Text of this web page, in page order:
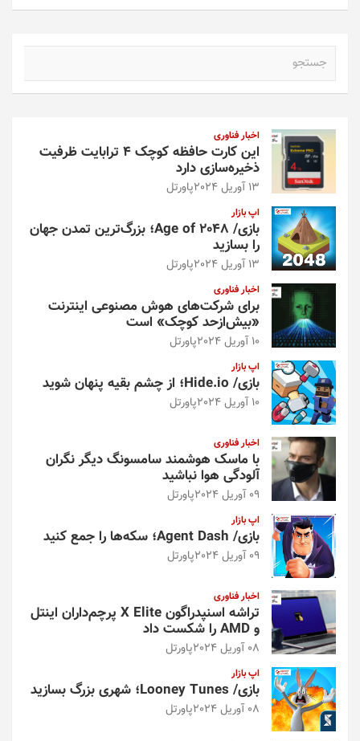
اخبار فناوری
این کارت حافظه کوچک ۴ ترابایت ظرفیت
ذخیره‌سازی دارد
13 آوریل 2024 پاورتل
اپ بازار
بازی/ Age of 2048؛ بزرگ‌ترین تمدن جهان
را بسازید
13 آوریل 2024 پاورتل
اخبار فناوری
برای شرکت‌های هوش مصنوعی اینترنت
«بیش‌از‌حد کوچک» است
10 آوریل 2024 پاورتل
اپ بازار
بازی/ Hide.io؛ از چشم بقیه پنهان شوید
10 آوریل 2024 پاورتل
اخبار فناوری
با ماسک هوشمند سامسونگ دیگر نگران
آلودگی هوا نباشید
09 آوریل 2024 پاورتل
اپ بازار
بازی/ Agent Dash؛ سکه‌ها را جمع کنید
09 آوریل 2024 پاورتل
اخبار فناوری
تراشه اسنپدراگون X Elite پرچم‌داران اینتل
و AMD را شکست داد
08 آوریل 2024 پاورتل
اپ بازار
بازی/ Looney Tunes؛ شهری بزرگ بسازید
08 آوریل 2024 پاورتل